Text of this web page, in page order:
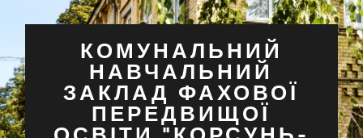
КОМУНАЛЬНИЙ
НАВЧАЛЬНИЙ
ЗАКЛАД ФАХОВОЇ
ПЕРЕДВИЩОЇ